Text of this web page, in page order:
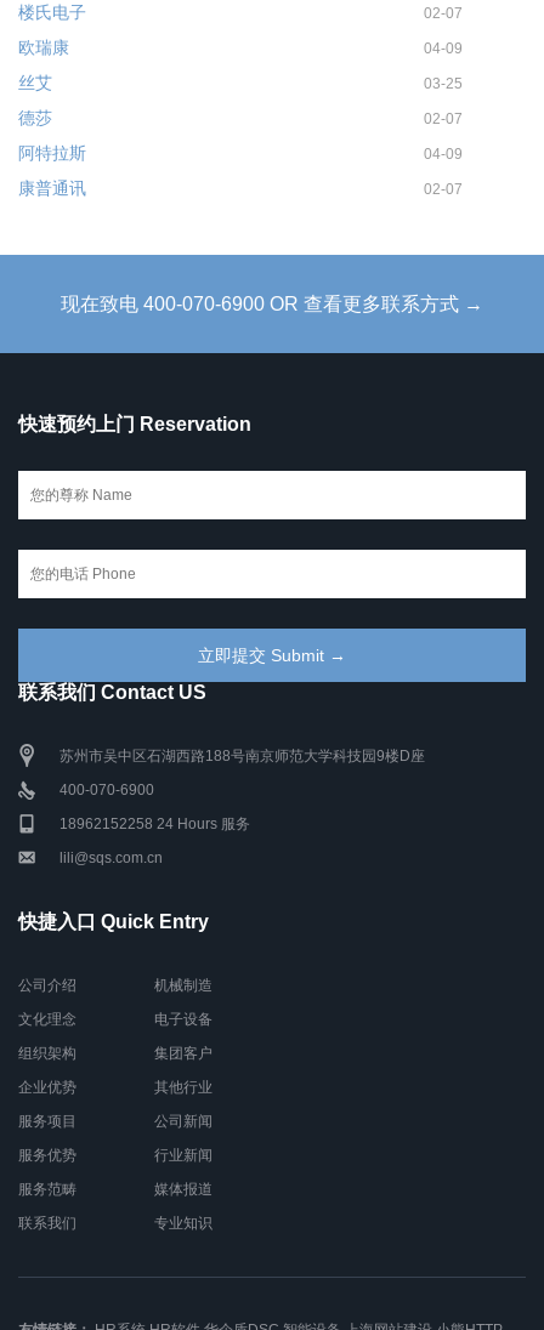
楼氏电子 02-07
欧瑞康 04-09
丝艾 03-25
德莎 02-07
阿特拉斯 04-09
康普通讯 02-07
现在致电 400-070-6900 OR 查看更多联系方式 →
快速预约上门 Reservation
联系我们 Contact US
苏州市吴中区石湖西路188号南京师范大学科技园9楼D座
400-070-6900
18962152258 24 Hours 服务
lili@sqs.com.cn
快捷入口 Quick Entry
公司介绍
文化理念
组织架构
企业优势
服务项目
服务优势
服务范畴
联系我们
机械制造
电子设备
集团客户
其他行业
公司新闻
行业新闻
媒体报道
专业知识